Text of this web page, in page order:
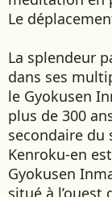
Le
La splendeur
dans ses
le Gyokusen
plus de 300
secondaire du
Kenroku-en
Gyokusen